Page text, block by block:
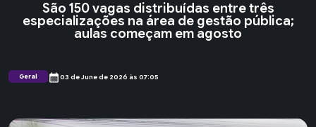
São 150 vagas distribuídas entre três
especializações na área de gestão pública;
aulas começam em agosto
Geral calendar_month03 de June de 2026 às 07:05